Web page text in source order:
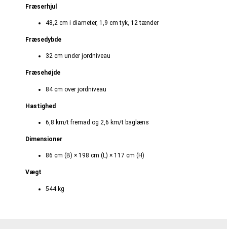
Fræserhjul
48,2 cm i diameter, 1,9 cm tyk, 12 tænder
Fræsedybde
32 cm under jordniveau
Fræsehøjde
84 cm over jordniveau
Hastighed
6,8 km/t fremad og 2,6 km/t baglæns
Dimensioner
86 cm (B) × 198 cm (L) × 117 cm (H)
Vægt
544 kg